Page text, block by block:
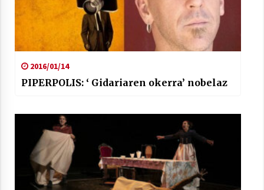
2016/01/14
PIPERPOLIS: ‘ Gidariaren okerra’ nobelaz